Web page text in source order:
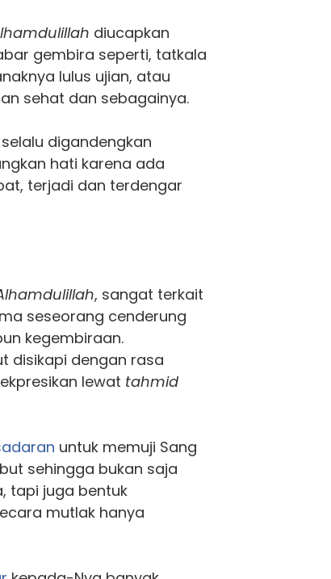
diucapkan
gembira seperti, tatkala
lulus ujian, atau
sehat dan sebagainya.
selalu digandengkan
hati karena ada
terjadi dan terdengar
, sangat terkait
seseorang cenderung
kegembiraan.
disikapi dengan rasa
lewat tahmid
untuk memuji Sang
sehingga bukan saja
tapi juga bentuk
mutlak hanya